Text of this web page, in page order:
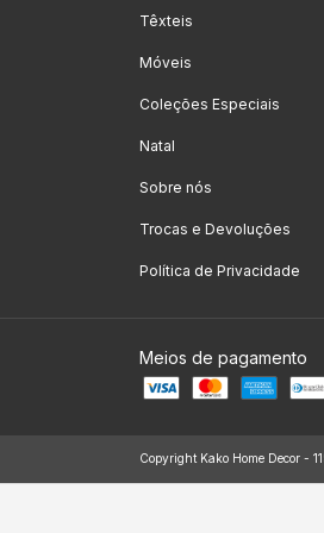
Têxteis
Móveis
Coleções Especiais
Natal
Sobre nós
Trocas e Devoluções
Política de Privacidade
Meios de pagamento
Copyright Kako Home Decor -